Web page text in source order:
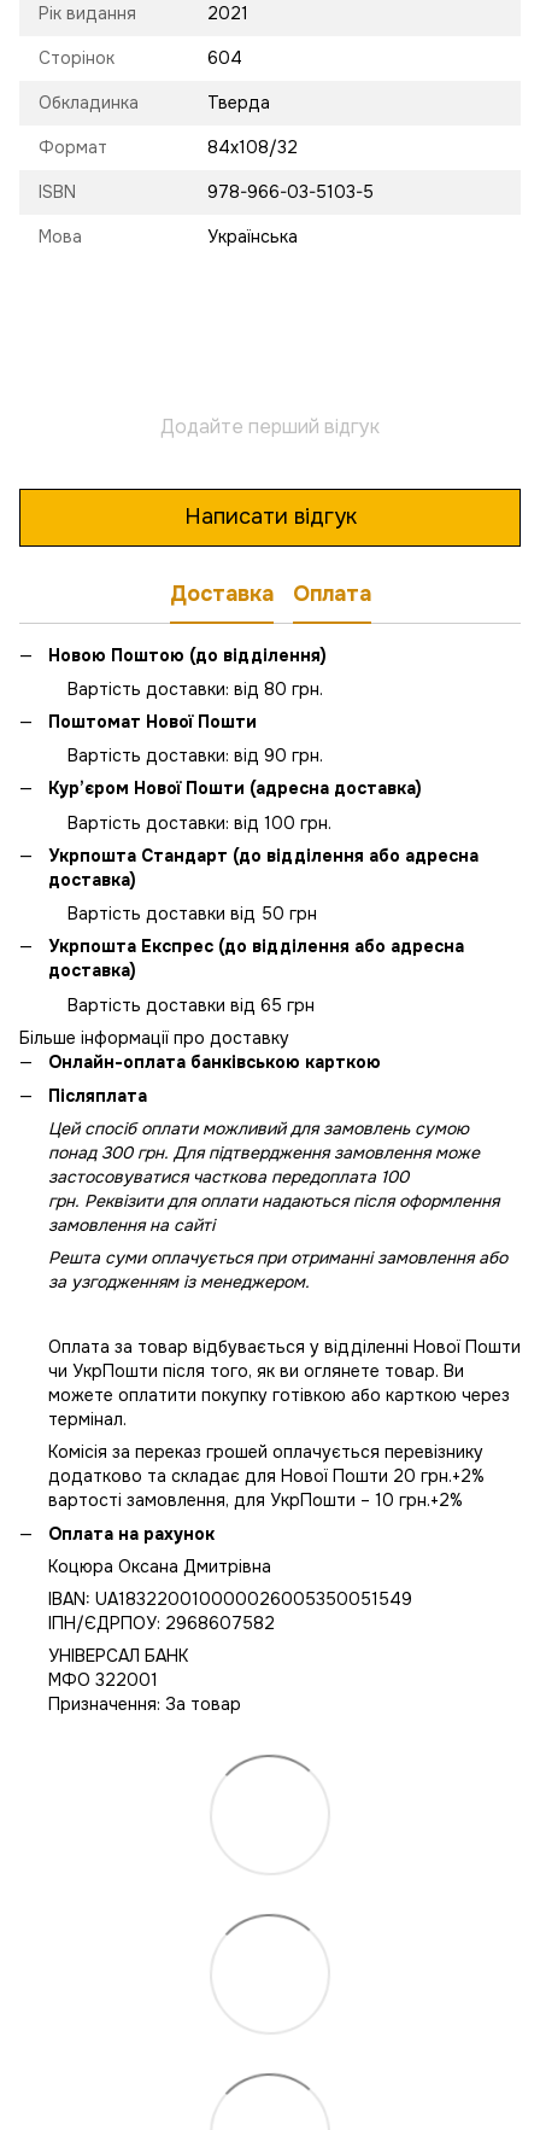
Рік видання 2021
Сторінок 604
Обкладинка Тверда
Формат 84х108/32
ISBN 978-966-03-5103-5
Мова Українська
Додайте перший відгук
Написати відгук
Доставка Оплата
Новою Поштою (до відділення)
Вартість доставки: від 80 грн.
Поштомат Нової Пошти
Вартість доставки: від 90 грн.
Кур’єром Нової Пошти (адресна доставка)
Вартість доставки: від 100 грн.
Укрпошта Стандарт (до відділення або адресна
доставка)
Вартість доставки від 50 грн
Укрпошта Експрес (до відділення або адресна
доставка)
Вартість доставки від 65 грн
Більше інформації про доставку
Онлайн-оплата банківською карткою
Післяплата
Цей спосіб оплати можливий для замовлень сумою
понад 300 грн. Для підтвердження замовлення може
застосовуватися часткова передоплата 100
грн. Реквізити для оплати надаються після оформлення
замовлення на сайті
Решта суми оплачується при отриманні замовлення або
за узгодженням із менеджером.
Оплата за товар відбувається у відділенні Нової Пошти
чи УкрПошти після того, як ви оглянете товар. Ви
можете оплатити покупку готівкою або карткою через
термінал.
Комісія за переказ грошей оплачується перевізнику
додатково та складає для Нової Пошти 20 грн.+2%
вартості замовлення, для УкрПошти – 10 грн.+2%
Оплата на рахунок
Коцюра Оксана Дмитрівна
IBAN: UA183220010000026005350051549
IПН/ЄДРПОУ: 2968607582
УНІВЕРСАЛ БАНК
МФО 322001
Призначення: За товар